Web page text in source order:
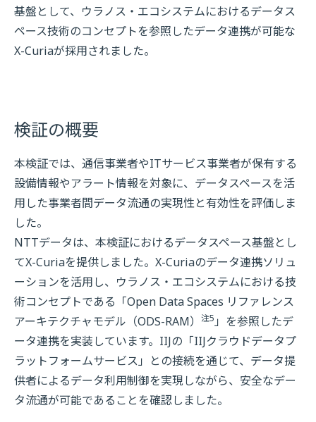
基盤として、ウラノス・エコシステムにおけるデータス
ペース技術のコンセプトを参照したデータ連携が可能な
X-Curiaが採用されました。
検証の概要
本検証では、通信事業者やITサービス事業者が保有する
設備情報やアラート情報を対象に、データスペースを活
用した事業者間データ流通の実現性と有効性を評価しま
した。
NTTデータは、本検証におけるデータスペース基盤とし
てX-Curiaを提供しました。X-Curiaのデータ連携ソリュ
ーションを活用し、ウラノス・エコシステムにおける技
術コンセプトである「Open Data Spaces リファレンス
アーキテクチャモデル（ODS-RAM）
注5 」を参照したデ
ータ連携を実装しています。IIJの「IIJクラウドデータプ
ラットフォームサービス」との接続を通じて、データ提
供者によるデータ利用制御を実現しながら、安全なデー
タ流通が可能であることを確認しました。